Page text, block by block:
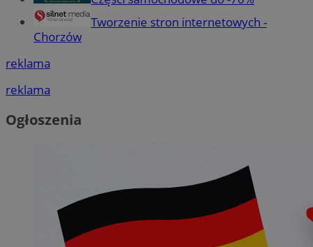
Tworzenie stron internetowych -
Chorzów
reklama
reklama
Ogłoszenia